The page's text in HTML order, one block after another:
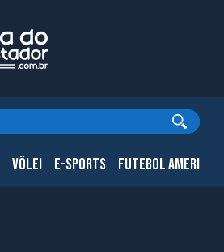
VÔLEI E-SPORTS FUTEBOL